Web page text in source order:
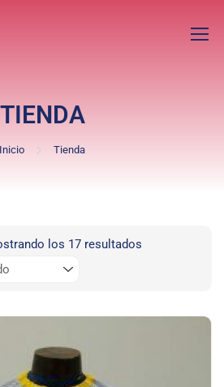
TIENDA
Inicio Tienda
los 17 resultados